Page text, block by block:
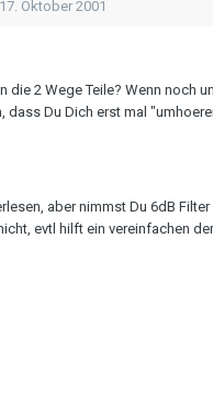
17. Oktober 2001
die 2 Wege Teile? Wenn noch
dass Du Dich erst mal
aber nimmst Du 6dB
evtl hilft ein vereinfachen